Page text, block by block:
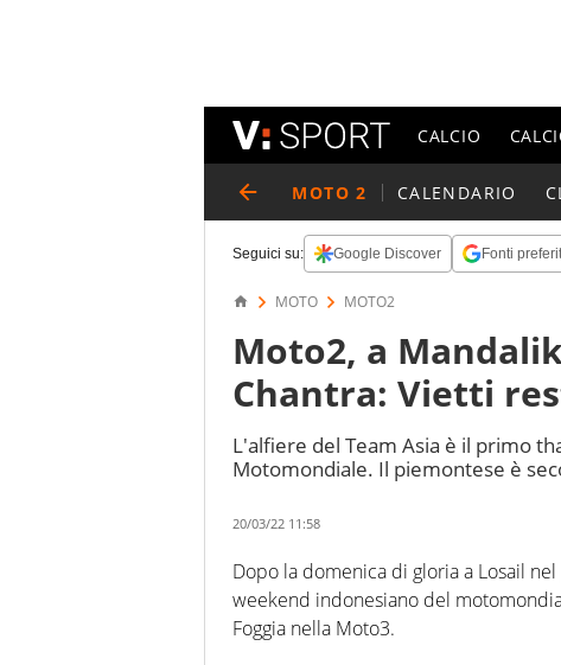
CALCIO
MOTO 2 CALENDARIO
Seguici su: Google Discover Fonti
MOTO MOTO2
Moto2, a
Chantra: Vietti
L'alfiere del Team Asia è il primo
Motomondiale. Il piemontese è
20/03/22 11:58
Dopo la domenica di gloria a Losail
weekend indonesiano del
Foggia nella Moto3.